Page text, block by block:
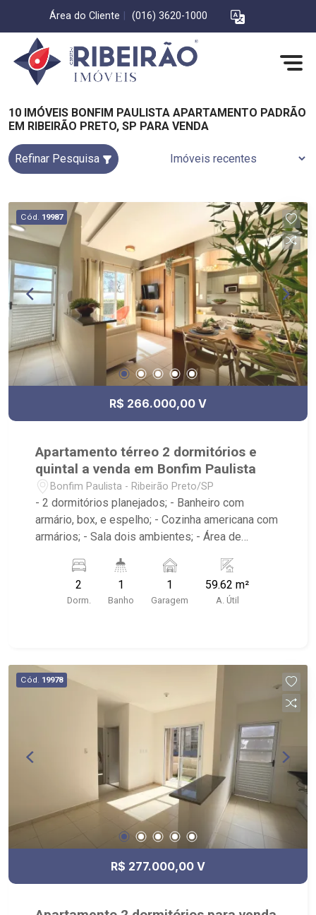
Área do Cliente (016) 3620-1000
10 IMÓVEIS BONFIM PAULISTA APARTAMENTO PADRÃO
EM RIBEIRÃO PRETO, SP PARA VENDA
Refinar Pesquisa
Cód. 19987
R$ 266.000,00 V
Apartamento térreo 2 dormitórios e
quintal a venda em Bonfim Paulista
Bonfim Paulista - Ribeirão Preto/SP
- 2 dormitórios planejados; - Banheiro com
armário, box, e espelho; - Cozinha americana com
armários; - Sala dois ambientes; - Área de
Piscina, Campo de Futebol e Salão de Festas. -
Próximo à DaniBe FullStore, Bola na Grama
Bonfim e Baterias Batex Bonfim Paulista,
2
Dorm.
1
Banho
1
Garagem
59.62 m²
A. Útil
Cód. 19978
R$ 277.000,00 V